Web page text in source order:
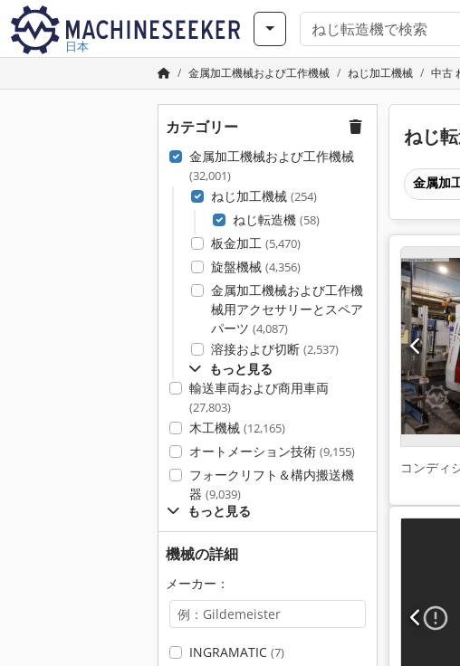
日本
金属加工機械および工作機械 ねじ加工機械 中古
カテゴリー
金属加工機械および工作機械
(32,001)
ねじ加工機械 (254)
ねじ転造機 (58)
板金加工 (5,470)
旋盤機械 (4,356)
金属加工機械および工作機
械用アクセサリーとスペア
パーツ (4,087)
溶接および切断 (2,537)
もっと見る
輸送車両および商用車両
(27,803)
木工機械 (12,165)
オートメーション技術 (9,155)
フォークリフト＆構内搬送機
器 (9,039)
もっと見る
機械の詳細
メーカー：
INGRAMATIC (7)
ねじ
金属加
コンディ